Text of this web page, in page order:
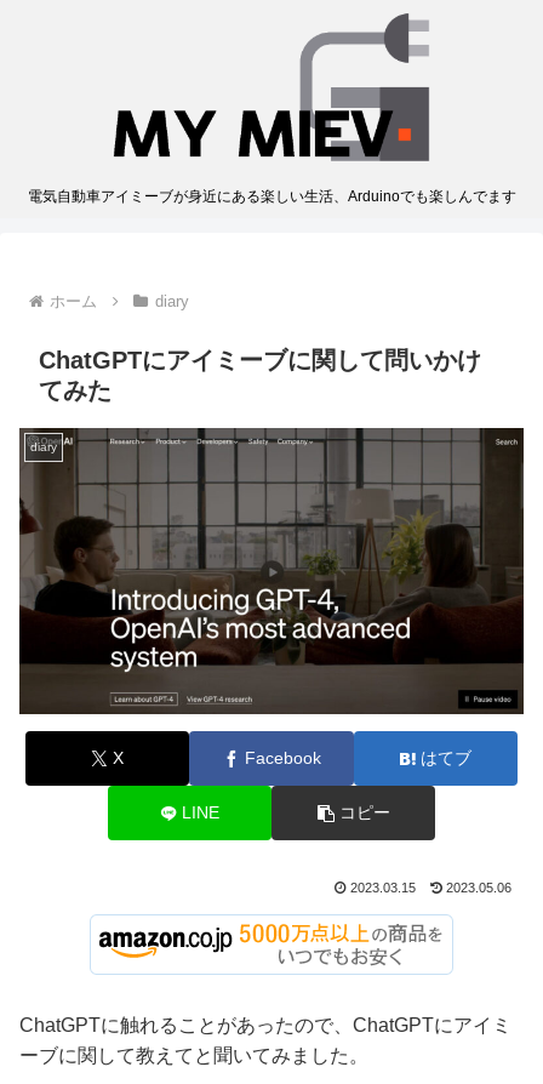
電気自動車アイミーブが身近にある楽しい生活、Arduinoでも楽しんでます
ホーム diary
ChatGPTにアイミーブに関して問いかけ
てみた
diary
X Facebook はてブ
LINE コピー
2023.03.15 2023.05.06
ChatGPTに触れることがあったので、ChatGPTにアイミ
ーブに関して教えてと聞いてみました。